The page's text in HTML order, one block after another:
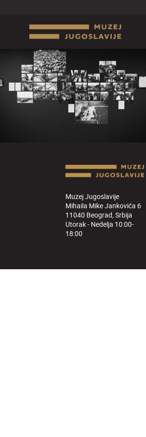
Muzej Jugoslavije
Mihaila Mike Jankovića 6
11040 Beograd, Srbija
Utorak - Nedelja 10:00-
18:00